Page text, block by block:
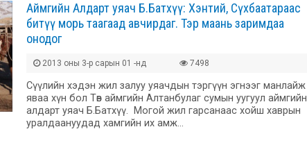
Аймгийн Алдарт уяач Б.Батхүү: Хэнтий, Сүхбаатараас
битүү морь таагаад авчирдаг. Тэр маань заримдаа
онодог
2013 оны 3-р сарын 01 -нд 7498
Сүүлийн хэдэн жил залуу уяачдын тэргүүн эгнээг манлайж
яваа хүн бол Төв аймгийн Алтанбулаг сумын уугуул аймгийн
алдарт уяач Б.Батхүү. Могой жил гарсанаас хойш хаврын
уралдаануудад хамгийн их амж…